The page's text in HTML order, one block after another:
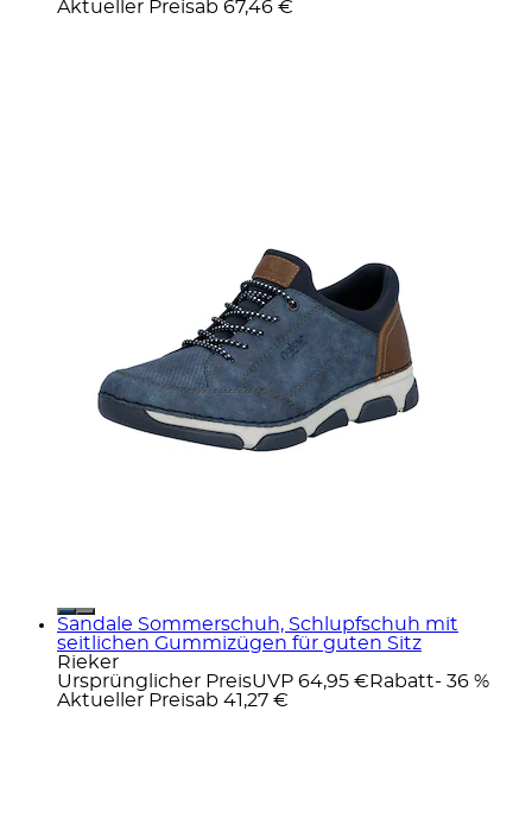
Aktueller Preisab 67,46 €
Sandale Sommerschuh, Schlupfschuh mit
seitlichen Gummizügen für guten Sitz
Rieker
Ursprünglicher PreisUVP 64,95 € Rabatt- 36 %
Aktueller Preisab 41,27 €